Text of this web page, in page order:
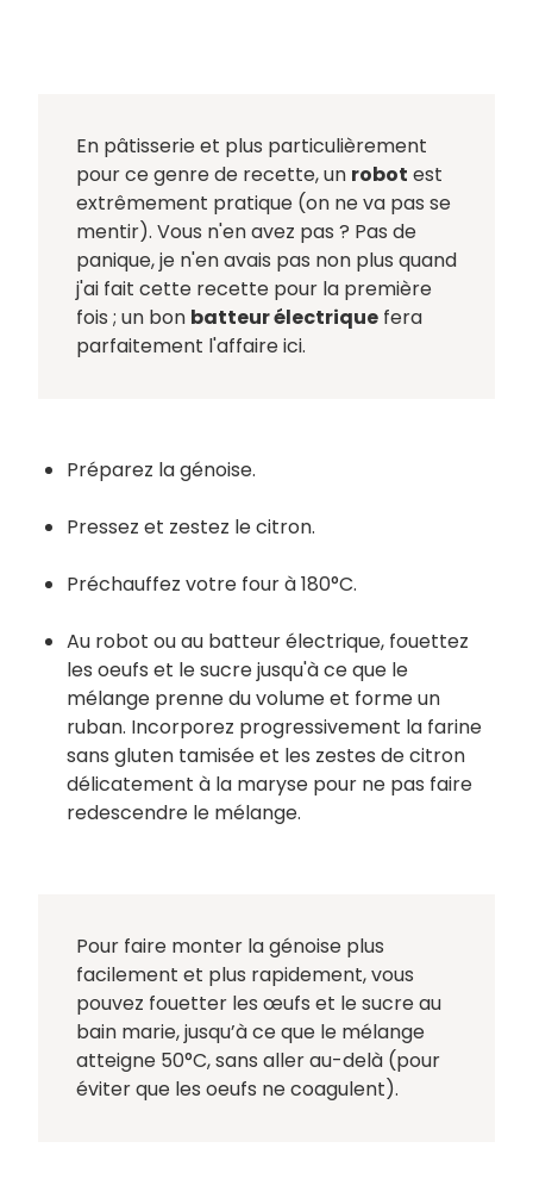
En pâtisserie et plus particulièrement
pour ce genre de recette, un robot est
extrêmement pratique (on ne va pas se
mentir). Vous n'en avez pas ? Pas de
panique, je n'en avais pas non plus quand
j'ai fait cette recette pour la première
fois ; un bon batteur électrique fera
parfaitement l'affaire ici.
Préparez la génoise.
Pressez et zestez le citron.
Préchauffez votre four à 180°C.
Au robot ou au batteur électrique, fouettez
les oeufs et le sucre jusqu'à ce que le
mélange prenne du volume et forme un
ruban. Incorporez progressivement la farine
sans gluten tamisée et les zestes de citron
délicatement à la maryse pour ne pas faire
redescendre le mélange.
Pour faire monter la génoise plus
facilement et plus rapidement, vous
pouvez fouetter les œufs et le sucre au
bain marie, jusqu’à ce que le mélange
atteigne 50°C, sans aller au-delà (pour
éviter que les oeufs ne coagulent).